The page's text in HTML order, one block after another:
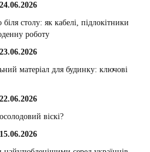
24.06.2026
столу: як кабелі, підлокітники
роботу
23.06.2026
матеріал для будинку: ключові
22.06.2026
віскі?
15.06.2026